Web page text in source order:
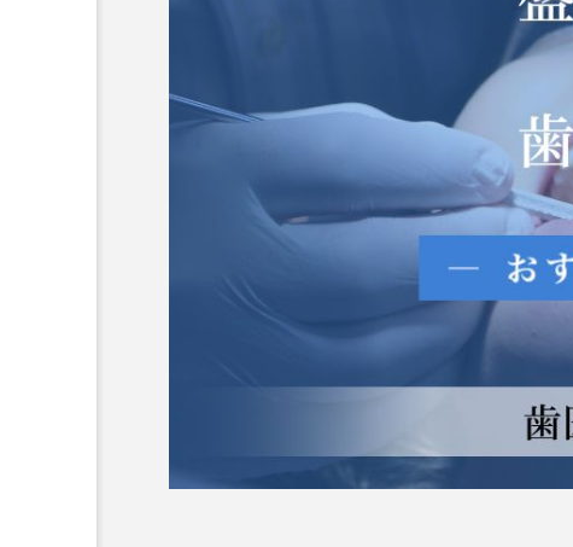
セラミックの歯の磨き方は普通
の歯と同じで大丈夫？正しい磨
き方や注意点、長持ちさせるポ
イントを解説
2025.12.21
コラム セラミック